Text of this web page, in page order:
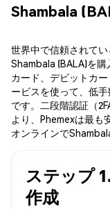
Shambala
世界中で信頼されて
Shambala (BALA)を
カード、デビットカ
ービスを使って、低
です。二段階認証（
より、Phemexは最も
オンラインで
ステップ
作成